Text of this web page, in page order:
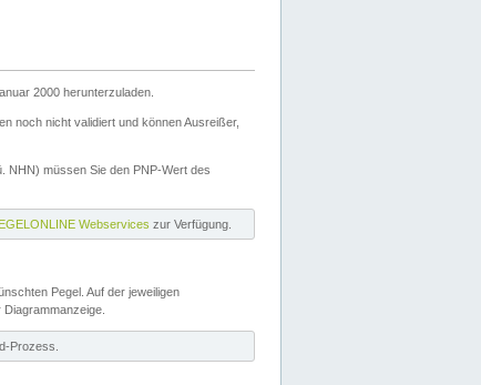
2000 herunterzuladen.
noch nicht validiert und können Ausreißer,
NHN) müssen Sie den PNP-Wert des
Webservices zur Verfügung.
Pegel. Auf der jeweiligen
Prozess.